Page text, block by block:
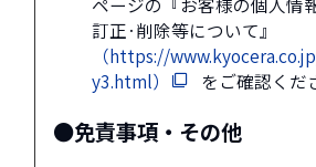
訂正·削除等について』
（https://
y3.html）
をご確認くだ
●免責事項・その他